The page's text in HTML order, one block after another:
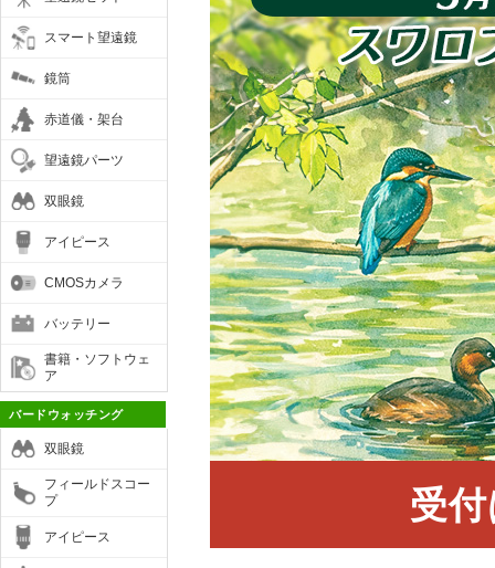
スマート望遠鏡
鏡筒
赤道儀・架台
望遠鏡パーツ
双眼鏡
アイピース
CMOSカメラ
バッテリー
書籍・ソフトウェ
ア
バードウォッチング
双眼鏡
フィールドスコー
プ
アイピース
受